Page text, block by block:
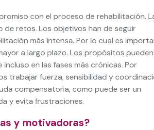
con el proceso de rehabilitación.
de retos. Los objetivos han de seguir
más intensa. Por lo cual es
a largo plazo. Los propósitos pueden
en las fases más crónicas. Por
trabajar fuerza, sensibilidad y
compensatoria, como puede ser un
y evita frustraciones.
y motivadoras?